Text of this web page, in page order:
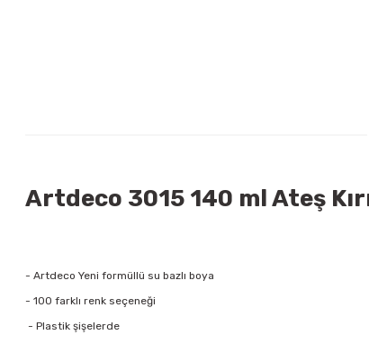
Artdeco 3015 140 ml Ateş
- Artdeco Yeni formüllü su bazlı boya
- 100 farklı renk seçeneği
- Plastik şişelerde